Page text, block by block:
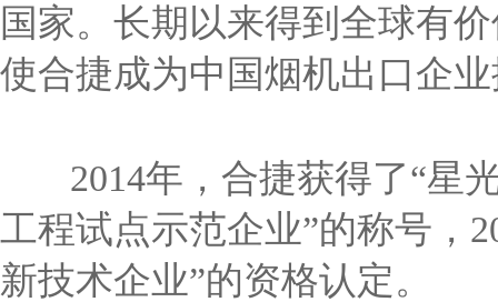
国家。长期以来得到全球有
使合捷成为中国烟机出口企
2014年，合捷获得了“星光
工程试点示范企业”的称号，
新技术企业”的资格认定。